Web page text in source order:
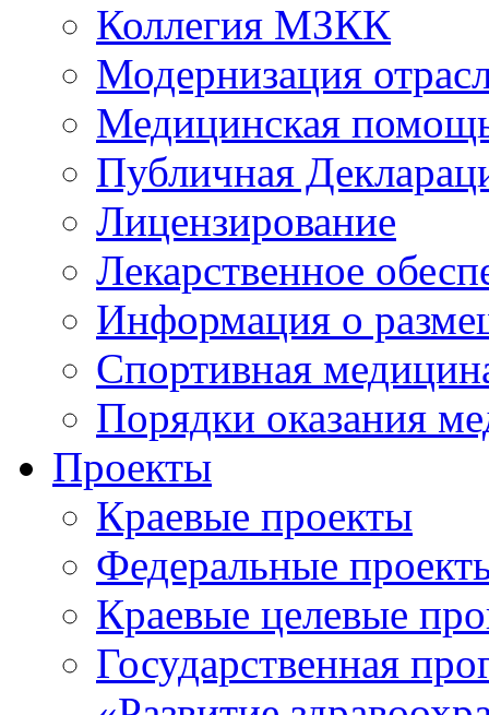
Коллегия МЗКК
Модернизация
Медицинская
Публичная
Лицензирование
Лекарственное
Информация о
Спортивная
Порядки оказания
Проекты
Краевые проекты
Федеральные
Краевые целевые
Государственная